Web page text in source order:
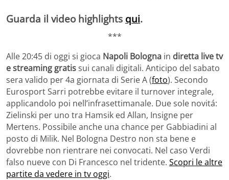
Guarda il video highlights qui.
***
Alle 20:45 di oggi si gioca Napoli Bologna in diretta live tv
e streaming gratissui canali digitali. Anticipo del sabato
sera valido per 4a giornata di Serie A (foto). Secondo
Eurosport Sarri potrebbe evitare il turnover integrale,
applicandolo poi nell’infrasettimanale. Due sole novitá:
Zielinski per uno tra Hamsik ed Allan, Insigne per
Mertens. Possibile anche una chance per Gabbiadini al
posto di Milik. Nel Bologna Destro non sta bene e
dovrebbe non rientrare nei convocati. Nel caso Verdi
falso nueve con Di Francesco nel tridente. Scopri le altre
partite da vedere in tv oggi.